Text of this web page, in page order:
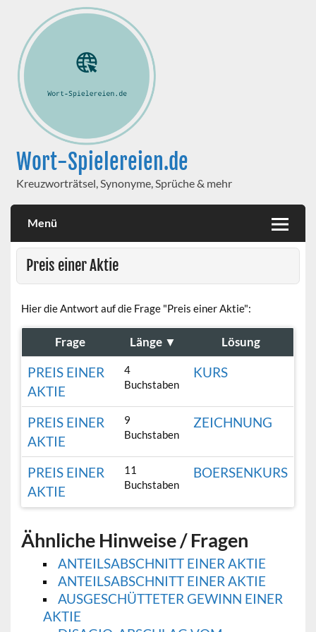
Wort-Spielereien.de
Kreuzworträtsel, Synonyme, Sprüche & mehr
Menü
Preis einer Aktie
Hier die Antwort auf die Frage "Preis einer Aktie":
Frage Länge ▼ Lösung
PREIS EINER
AKTIE
4
Buchstaben
KURS
PREIS EINER
AKTIE
9
Buchstaben
ZEICHNUNG
PREIS EINER
AKTIE
11
Buchstaben
BOERSENKURS
Ähnliche Hinweise / Fragen
ANTEILSABSCHNITT EINER AKTIE
ANTEILSABSCHNITT EINER AKTIE
AUSGESCHÜTTETER GEWINN EINER
AKTIE